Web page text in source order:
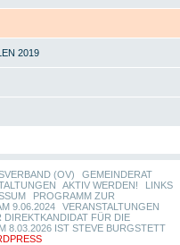
2019
(OV)
GEMEINDERAT
AKTIV WERDEN!
LINKS
PROGRAMM ZUR
9.06.2024
VERANSTALTUNGEN
DIREKTKANDIDAT FÜR DIE
8.03.2026 IST STEVE BURGSTETT